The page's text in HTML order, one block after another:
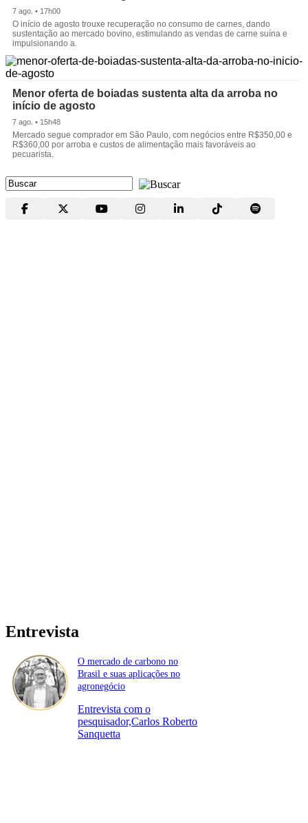
7 ago. • 17h00
O início de agosto trouxe recuperação no consumo de carnes, dando
sustentação ao mercado bovino, estimulando as vendas de carne suína e
impulsionando a.
Menor oferta de boiadas sustenta alta da arroba no
início de agosto
7 ago. • 15h48
Mercado segue comprador em São Paulo, com negócios entre R$350,00 e
R$360,00 por arroba e custos de alimentação mais favoráveis ao
pecuarista.
Entrevista
O mercado de carbono no
Brasil e suas aplicações no
agronegócio
Entrevista com o
pesquisador,Carlos Roberto
Sanquetta